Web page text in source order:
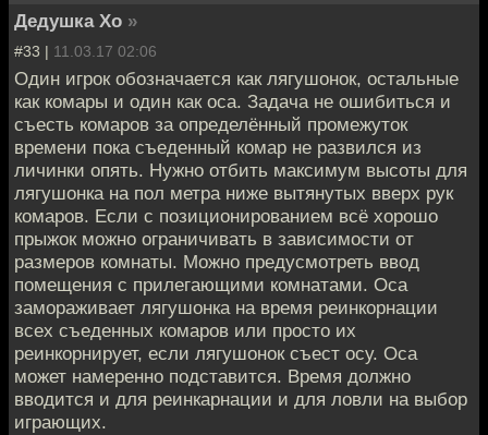
Дедушка Хо »
#33 | 11.03.17 02:06
Один игрок обозначается как лягушонок, остальные
как комары и один как оса. Задача не ошибиться и
съесть комаров за определённый промежуток
времени пока съеденный комар не развился из
личинки опять. Нужно отбить максимум высоты для
лягушонка на пол метра ниже вытянутых вверх рук
комаров. Если с позиционированием всё хорошо
прыжок можно ограничивать в зависимости от
размеров комнаты. Можно предусмотреть ввод
помещения с прилегающими комнатами. Оса
замораживает лягушонка на время реинкорнации
всех съеденных комаров или просто их
реинкорнирует, если лягушонок съест осу. Оса
может намеренно подставится. Время должно
вводится и для реинкарнации и для ловли на выбор
играющих.